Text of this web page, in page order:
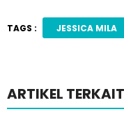
TAGS : JESSICA MILA
ARTIKEL TERKAIT